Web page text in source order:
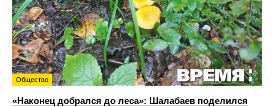
Общество
«Наконец добрался до леса»: Шалабаев поделился